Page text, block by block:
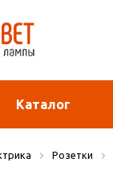
Каталог
Розетки